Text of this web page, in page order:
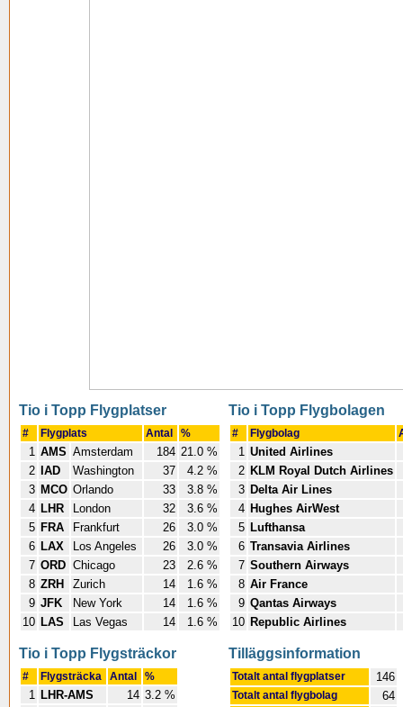
Tio i Topp Flygplatser
# Flygplats Antal %
1 AMS Amsterdam 184 21.0 %
2
IAD Washington 37
4.2 %
3 MCO Orlando 33
3.8 %
4 LHR London 32
3.6 %
5 FRA Frankfurt 26
3.0 %
6 LAX Los Angeles 26
3.0 %
7 ORD Chicago 23
2.6 %
8 ZRH Zurich 14
1.6 %
9 JFK New York 14
1.6 %
10 LAS Las Vegas 14 1.6 %
Tio i Topp Flygbolagen
# Flygbolag
1 United Airlines
2 KLM Royal Dutch Airlines
3 Delta Air Lines
4 Hughes AirWest
5 Lufthansa
6 Transavia Airlines
7 Southern Airways
8 Air France
9 Qantas Airways
10 Republic Airlines
Tio i Topp Flygsträckor
# Flygsträcka Antal %
1 LHR-AMS 14 3.2 %
Tilläggsinformation
Totalt antal flygplatser 146
Totalt antal flygbolag 64